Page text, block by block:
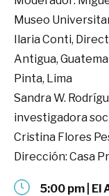
Museo
Ilaria Conti,
Antigua,
Pinta, Lima
Sandra W.
investigadora
Cristina Flores
Dirección: Casa
5:00 pm | El